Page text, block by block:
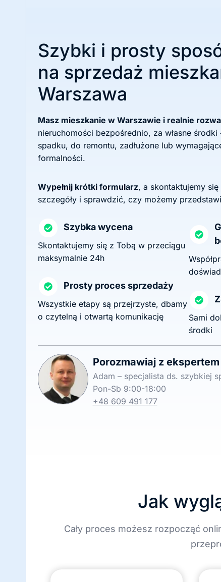
Szybki i prosty
na sprzedaż
Warszawa
Masz mieszkanie w Warszawie i realnie
nieruchomości bezpośrednio, za własne
spadku, do remontu, zadłużone lub
formalności.
Wypełnij krótki formularz, a skontaktujemy
szczegóły i sprawdzić, czy możemy
Szybka wycena
Skontaktujemy się z Tobą w przeciągu
maksymalnie 24h
Prosty proces sprzedaży
Wszystkie etapy są przejrzyste, dbamy
o czytelną i otwartą komunikację
Sami
środki
Porozmawiaj z ekspertem
Adam – specjalista ds. szybkiej
Pon-Sb 9:00-18:00
+48 609 491 177
Jak
Cały proces możesz rozpocząć